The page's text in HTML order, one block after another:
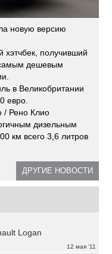
новую версию
хэтчбек, получивший
самым дешевым
в Великобритании
евро.
/ Рено Клио
дизельным
км всего 3,6 литров
ДРУГИЕ НОВОСТИ
12 мая '11
Logan